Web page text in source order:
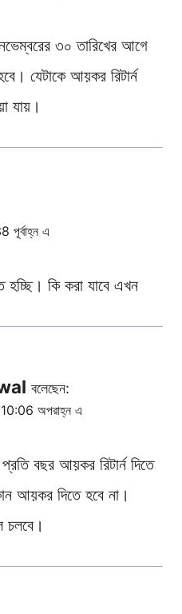
৩০ তারিখের আগে
যেটাকে আয়কর রিটার্ন
যায়।
এ
কি করা যাবে এখন
বলেছেন:
অপরাহ্ন এ
বছর আয়কর রিটার্ন দিতে
আয়কর দিতে হবে না।
চলবে।